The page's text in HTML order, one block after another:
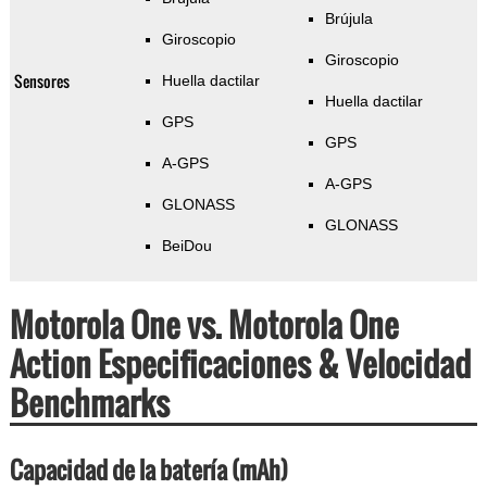
Sensores
Giroscopio
Huella dactilar
GPS
A-GPS
GLONASS
BeiDou
Brújula
Giroscopio
Huella dactilar
GPS
A-GPS
GLONASS
Motorola One vs. Motorola One
Action Especificaciones & Velocidad
Benchmarks
Capacidad de la batería (mAh)